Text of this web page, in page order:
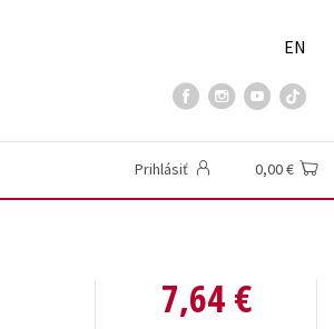
EN
Prihlásiť 0,00 €
7,64 €